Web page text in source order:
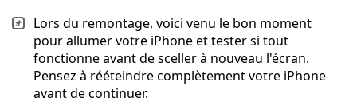
Lors du remontage, voici venu le bon moment
pour allumer votre iPhone et tester si tout
fonctionne avant de sceller à nouveau l'écran.
Pensez à rééteindre complètement votre iPhone
avant de continuer.